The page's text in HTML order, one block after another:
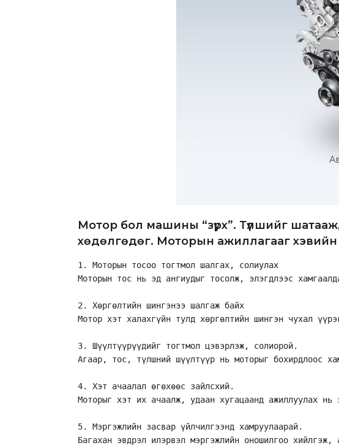
Мотор бол машины “зүрх”. Түлшийг
хөдөлгөдөг. Моторын ажиллагааг хэвийн
1. Моторын тосоо тогтмол шалгах, солиулах
Моторын тос нь эд ангиудыг тосолж, элэгдлээс
2. Хөргөлтийн шингэнээ шалгаж байх
Мотор хэт халахгүйн тулд хөргөлтийн шингэн чухал
3. Шүүлтүүрүүдийг тогтмол цэвэрлэж, солиорой.
Агаар, тос, түлшний шүүлтүүр нь моторыг бохирдлоос
4. Хэт ачаалал өгөхөөс зайлсхий.
Моторыг хэт их ачаалж, удаан хугацаанд ажиллуулах
5. Мэргэжлийн засвар үйлчилгээнд хамруулаарай.
Багахан эвдрэл илэрвэл мэргэжлийн оношилгоо